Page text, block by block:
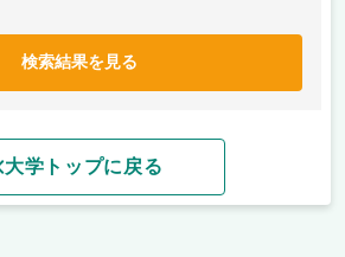
検索結果を見る
大学トップに戻る